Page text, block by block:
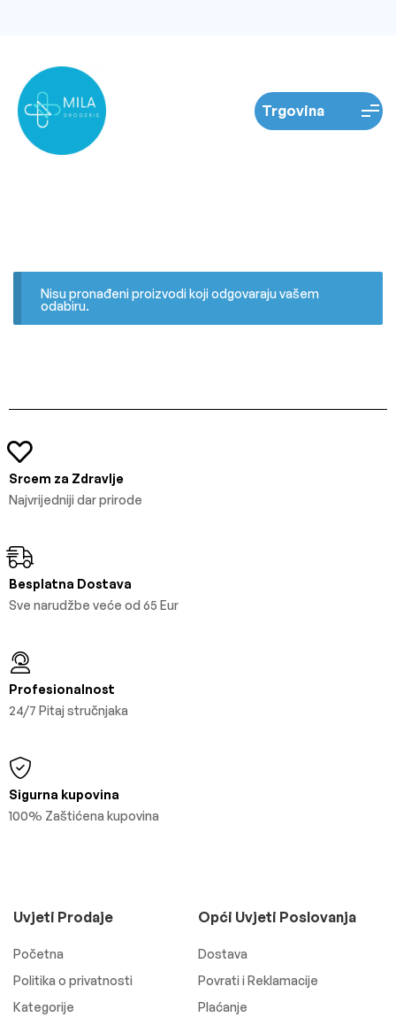
Nisu pronađeni proizvodi koji odgovaraju vašem
odabiru.
Srcem za Zdravlje
Najvrijedniji dar prirode
Besplatna Dostava
Sve narudžbe veće od 65 Eur
Profesionalnost
24/7 Pitaj stručnjaka
Sigurna kupovina
100% Zaštićena kupovina
Uvjeti Prodaje
Početna
Politika o privatnosti
Kategorije
Opći Uvjeti Poslovanja
Dostava
Povrati i Reklamacije
Plaćanje